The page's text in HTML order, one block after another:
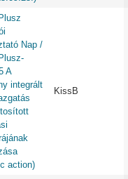
Nap /
A
integrált
action)
KissB